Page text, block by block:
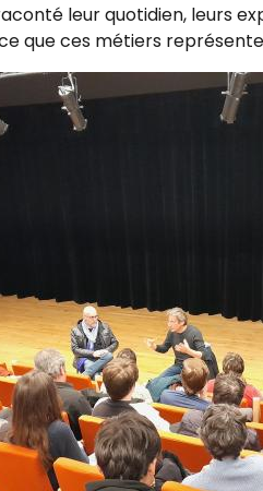
leur quotidien, leurs
que ces métiers